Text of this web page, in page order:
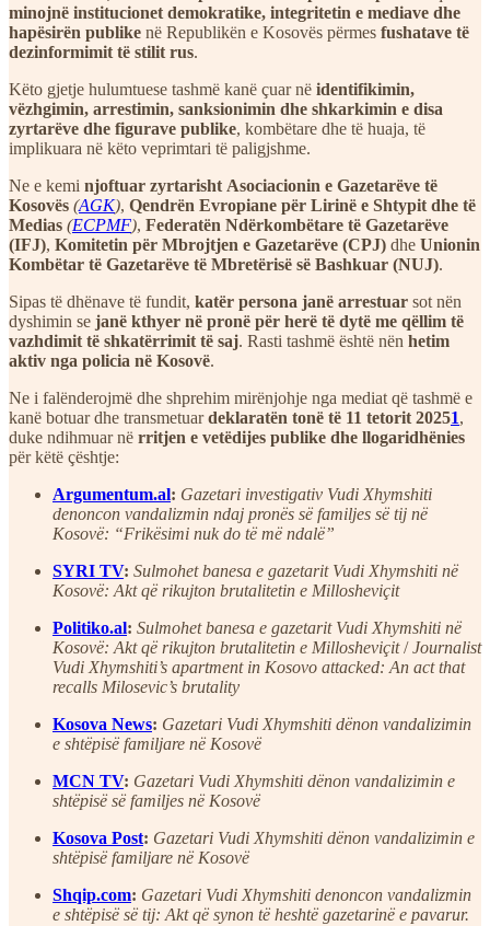
minojnë institucionet demokratike, integritetin e mediave dhe
hapësirën publike në Republikën e Kosovës përmes fushatave të
dezinformimit të stilit rus.
Këto gjetje hulumtuese tashmë kanë çuar në identifikimin,
vëzhgimin, arrestimin, sanksionimin dhe shkarkimin e disa
zyrtarëve dhe figurave publike, kombëtare dhe të huaja, të
implikuara në këto veprimtari të paligjshme.
Ne e kemi njoftuar zyrtarisht Asociacionin e Gazetarëve të
Kosovës (AGK), Qendrën Evropiane për Lirinë e Shtypit dhe të
Medias (ECPMF), Federatën Ndërkombëtare të Gazetarëve
(IFJ), Komitetin për Mbrojtjen e Gazetarëve (CPJ) dhe Unionin
Kombëtar të Gazetarëve të Mbretërisë së Bashkuar (NUJ).
Sipas të dhënave të fundit, katër persona janë arrestuar sot nën
dyshimin se janë kthyer në pronë për herë të dytë me qëllim të
vazhdimit të shkatërrimit të saj. Rasti tashmë është nën hetim
aktiv nga policia në Kosovë.
Ne i falënderojmë dhe shprehim mirënjohje nga mediat që tashmë e
kanë botuar dhe transmetuardeklaratën tonë të 11 tetorit 20251,
duke ndihmuar në rritjen e vetëdijes publike dhe llogaridhënies
për këtë çështje:
Argumentum.al: Gazetari investigativ Vudi Xhymshiti
denoncon vandalizmin ndaj pronës së familjes së tij në
Kosovë: “Frikësimi nuk do të më ndalë”
SYRI TV: Sulmohet banesa e gazetarit Vudi Xhymshiti në
Kosovë: Akt që rikujton brutalitetin e Millosheviçit
Politiko.al: Sulmohet banesa e gazetarit Vudi Xhymshiti në
Kosovë: Akt që rikujton brutalitetin e Millosheviçit/Journalist
Vudi Xhymshiti’s apartment in Kosovo attacked: An act that
recalls Milosevic’s brutality
Kosova News: Gazetari Vudi Xhymshiti dënon vandalizimin
e shtëpisë familjare në Kosovë
MCN TV: Gazetari Vudi Xhymshiti dënon vandalizimin e
shtëpisë së familjes në Kosovë
Kosova Post: Gazetari Vudi Xhymshiti dënon vandalizimin e
shtëpisë familjare në Kosovë
Shqip.com: Gazetari Vudi Xhymshiti denoncon vandalizmin
e shtëpisë së tij: Akt që synon të heshtë gazetarinë e pavarur.